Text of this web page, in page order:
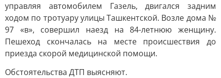
управляя автомобилем Газель, двигался задним
ходом по тротуару улицы Ташкентской. Возле дома №
97 «в», совершил наезд на 84-летнюю женщину.
Пешеход скончалась на месте происшествия до
приезда скорой медицинской помощи.
Обстоятельства ДТП выясняют.